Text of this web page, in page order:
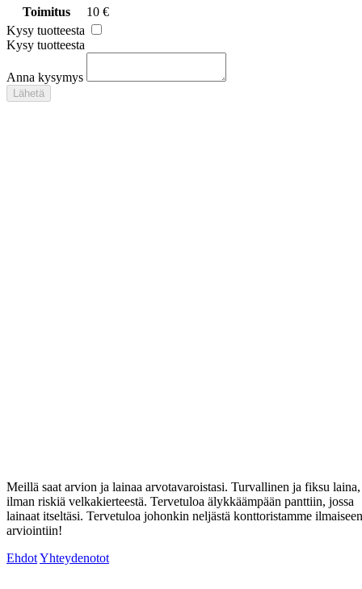
Toimitus
10 €
Kysy tuotteesta
Kysy tuotteesta
Anna kysymys
Lähetä
Meillä saat arvion ja lainaa arvotavaroistasi. Turvallinen ja fiksu laina,
ilman riskiä velkakierteestä. Tervetuloa älykkäämpään panttiin, jossa
lainaat itseltäsi. Tervetuloa johonkin neljästä konttoristamme ilmaiseen
arviointiin!
EhdotYhteydenotot